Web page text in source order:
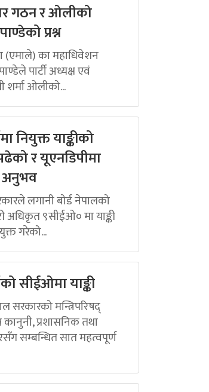
गठन र ओलीको
प्रश्न
का महाधिवेशन
पार्टी अध्यक्ष एवं
शर्मा ओलीको...
नियुक्त याङ्कीको
र यूएनडिपीमा
अनुभव
लगानी बोर्ड नेपालको
अधिकृत ९सीईओ० मा याङ्की
गरेको...
सीईओमा याङ्की
सरकारको मन्त्रिपरिषद्
प्रशासनिक तथा
सम्बन्धित सात महत्वपूर्ण